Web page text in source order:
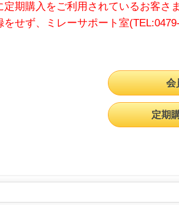
定期購入をご利用されているお客さ
をせず、ミレーサポート室
会
定期